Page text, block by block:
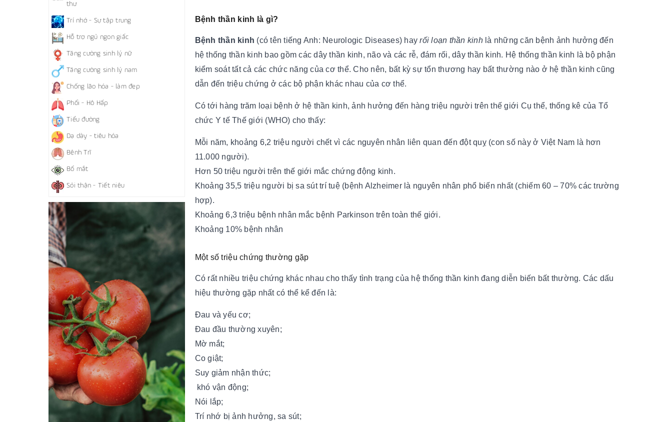
Bệnh thần kinh là gì?
Bệnh thần kinh (có tên tiếng Anh: Neurologic Diseases) hayrối loạn thần kinhlà những căn bệnh ảnh hưởng đến
hệ thống thần kinh bao gồm các dây thần kinh, não và các rễ, đám rối, dây thần kinh. Hệ thống thần kinh là bộ phận
kiểm soát tất cả các chức năng của cơ thể. Cho nên, bất kỳ sự tổn thương hay bất thường nào ở hệ thần kinh cũng
dẫn đến triệu chứng ở các bộ phận khác nhau của cơ thể.
Có tới hàng trăm loại bệnh ở hệ thần kinh, ảnh hưởng đến hàng triệu người trên thế giới Cụ thể, thống kê của Tổ
chức Y tế Thế giới (WHO) cho thấy:
Mỗi năm, khoảng 6,2 triệu người chết vì các nguyên nhân liên quan đến đột quỵ (con số này ở Việt Nam là hơn
11.000 người).
Hơn 50 triệu người trên thế giới mắc chứng động kinh.
Khoảng 35,5 triệu người bị sa sút trí tuệ (bệnh Alzheimer là nguyên nhân phổ biến nhất (chiếm 60 – 70% các trường
hợp).
Khoảng 6,3 triệu bệnh nhân mắc bệnh Parkinson trên toàn thế giới.
Khoảng 10% bệnh nhân
Một số triệu chứng thường gặp
Có rất nhiều triệu chứng khác nhau cho thấy tình trạng của hệ thống thần kinh đang diễn biến bất thường. Các dấu
hiệu thường gặp nhất có thể kể đến là:
Đau và yếu cơ;
Đau đầu thường xuyên;
Mờ mắt;
Co giật;
Suy giảm nhận thức;
khó vận động;
Nói lắp;
Trí nhớ bị ảnh hưởng, sa sút;
thư
Trí nhớ - Sự tập trung
Hỗ trợ ngủ ngon giấc
Tăng cường sinh lý nữ
Tăng cường sinh lý nam
Chống lão hóa - làm đẹp
Phổi - Hô Hấp
Tiểu đường
Dạ dày - tiêu hóa
Bệnh Trĩ
Bổ mắt
Sỏi thận - Tiết niệu